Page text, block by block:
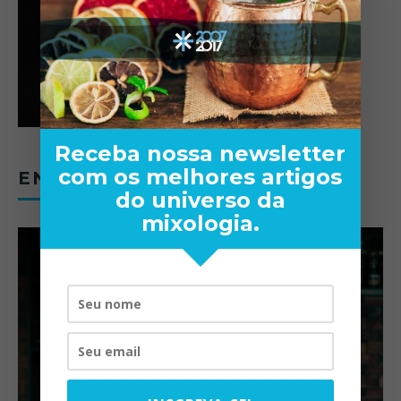
ENTREVISTAS
Receba nossa newsletter
com os melhores artigos
do universo da
mixologia.